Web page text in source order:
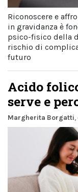
Riconoscere e
in gravidanza è
psico-fisico della
rischio di
futuro
Acido
serve e
Margherita Borgatti,